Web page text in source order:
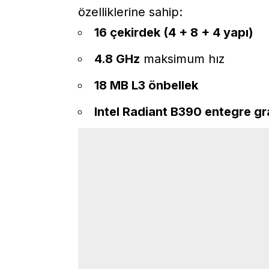
özelliklerine sahip:
16 çekirdek (4 + 8 + 4 yapı)
4.8 GHz maksimum hız
18 MB L3 önbellek
Intel Radiant B390 entegre